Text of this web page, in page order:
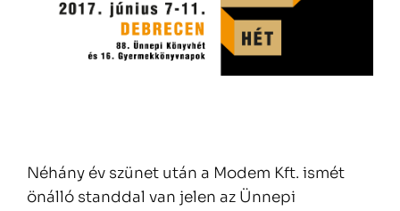
Néhány év szünet után a Modem Kft. ismét
önálló standdal van jelen az Ünnepi